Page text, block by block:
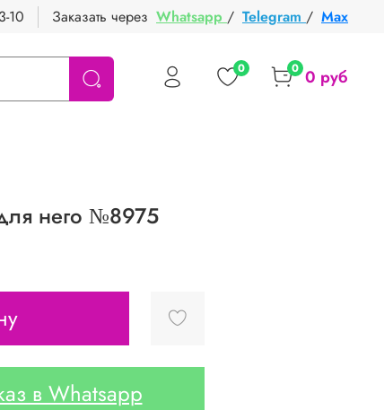
10 Заказать через Whatsapp / Telegram / Max
0 0 0 руб
него №8975
в Whatsapp